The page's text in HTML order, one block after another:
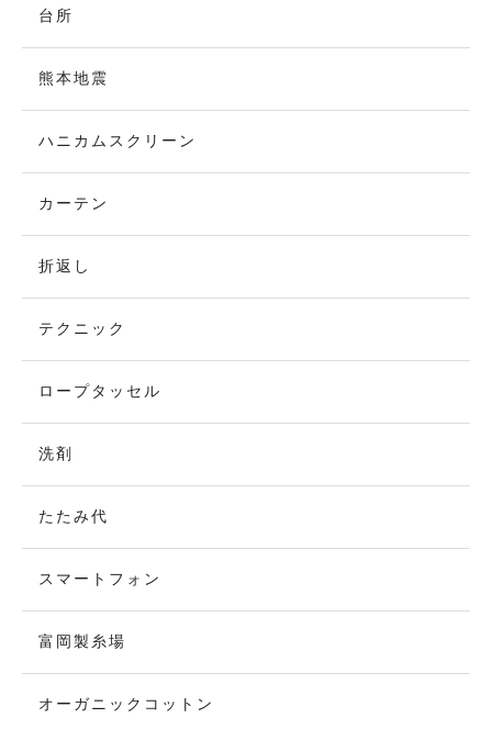
台所
熊本地震
ハニカムスクリーン
カーテン
折返し
テクニック
ロープタッセル
洗剤
たたみ代
スマートフォン
富岡製糸場
オーガニックコットン